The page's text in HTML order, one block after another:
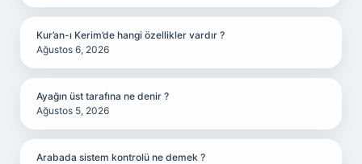
Kur’an-ı Kerim’de hangi özellikler vardır ?
Ağustos 6, 2026
Ayağın üst tarafına ne denir ?
Ağustos 5, 2026
Arabada sistem kontrolü ne demek ?